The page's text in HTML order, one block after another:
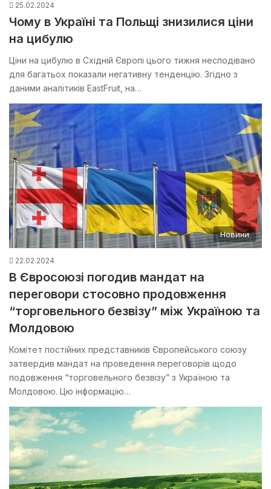
25.02.2024
Чому в Україні та Польщі знизилися ціни
на цибулю
Ціни на цибулю в Східній Європі цього тижня несподівано
для багатьох показали негативну тенденцію. Згідно з
даними аналітиків EastFruit, на…
Новини
22.02.2024
В Євросоюзі погодив мандат на
переговори стосовно продовження
“торговельного безвізу” між Україною та
Молдовою
Комітет постійних представників Європейського союзу
затвердив мандат на проведення переговорів щодо
подовження “торговельного безвізу” з Україною та
Молдовою. Цю інформацію…